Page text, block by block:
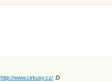
http://www.cirkusy.cz/ :D